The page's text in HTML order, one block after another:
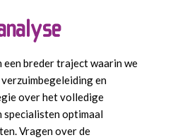
een breder traject waarin we
en
over het volledige
specialisten optimaal
Vragen over de